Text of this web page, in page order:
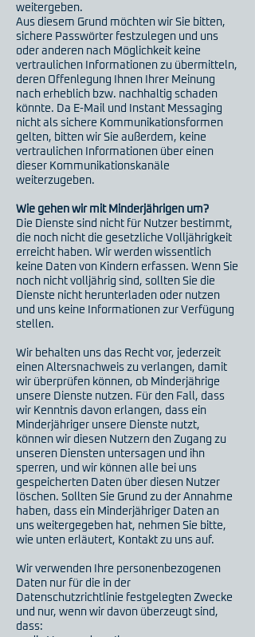
weitergeben.
Aus diesem Grund möchten wir Sie bitten,
sichere Passwörter festzulegen und uns
oder anderen nach Möglichkeit keine
vertraulichen Informationen zu übermitteln,
deren Offenlegung Ihnen Ihrer Meinung
nach erheblich bzw. nachhaltig schaden
könnte. Da E-Mail und Instant Messaging
nicht als sichere Kommunikationsformen
gelten, bitten wir Sie außerdem, keine
vertraulichen Informationen über einen
dieser Kommunikationskanäle
weiterzugeben.
Wie gehen wir mit Minderjährigen um?
Die Dienste sind nicht für Nutzer bestimmt,
die noch nicht die gesetzliche Volljährigkeit
erreicht haben. Wir werden wissentlich
keine Daten von Kindern erfassen. Wenn Sie
noch nicht volljährig sind, sollten Sie die
Dienste nicht herunterladen oder nutzen
und uns keine Informationen zur Verfügung
stellen.
Wir behalten uns das Recht vor, jederzeit
einen Altersnachweis zu verlangen, damit
wir überprüfen können, ob Minderjährige
unsere Dienste nutzen. Für den Fall, dass
wir Kenntnis davon erlangen, dass ein
Minderjähriger unsere Dienste nutzt,
können wir diesen Nutzern den Zugang zu
unseren Diensten untersagen und ihn
sperren, und wir können alle bei uns
gespeicherten Daten über diesen Nutzer
löschen. Sollten Sie Grund zu der Annahme
haben, dass ein Minderjähriger Daten an
uns weitergegeben hat, nehmen Sie bitte,
wie unten erläutert, Kontakt zu uns auf.
Wir verwenden Ihre personenbezogenen
Daten nur für die in der
Datenschutzrichtlinie festgelegten Zwecke
und nur, wenn wir davon überzeugt sind,
dass: